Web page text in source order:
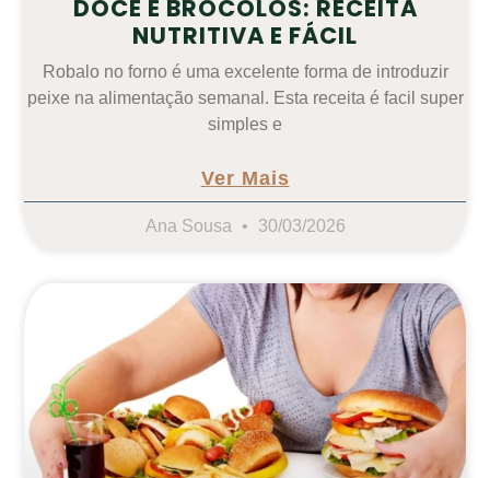
DOCE E BRÓCOLOS: RECEITA
NUTRITIVA E FÁCIL
Robalo no forno é uma excelente forma de introduzir
peixe na alimentação semanal. Esta receita é facil super
simples e
Ver Mais
Ana Sousa 30/03/2026